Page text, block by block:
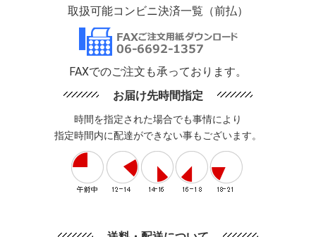
取扱可能コンビニ決済一覧（前払）
FAXでのご注文も承っております。
お届け先時間指定
時間を指定された場合でも事情により
指定時間内に配達ができない事もございます。